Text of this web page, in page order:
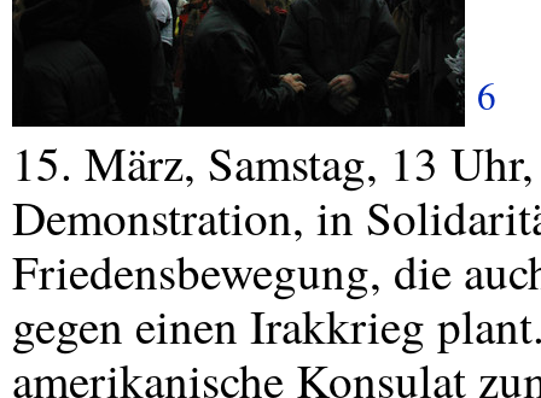
6
15. März, Samstag, 13
Demonstration, in
Friedensbewegung, die
gegen einen Irakkrieg
amerikanische Konsulat